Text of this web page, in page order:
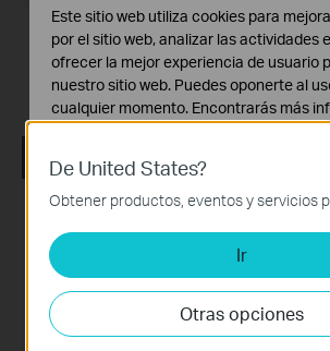
New features and enhancements:
1. Added support for the multi-language
VMS PC Client.
2. Added support for unlimited devices
VIGI VMS_1.5.56_64bits
Fecha de Publicación:2024-08-08
Idioma:
Tamaño de Archivo:559.83 MB
Sistema Operativo: Windows 7/10/11/
De United States?
Obtener productos, eventos y servicios
Ir
Otras opciones
Este sitio web utiliza cookies para
por el sitio web, analizar las actividades
ofrecer la mejor experiencia de usuario
nuestro sitio web. Puedes oponerte al
cualquier momento. Encontrarás más
Cookies Básicas
Estas cookies son necesarias para el
del sitio web y no pueden desactivarse
Cookies de Análisis y de Marketing
Las cookies de análisis nos permiten
actividades en nuestro sitio web con el
adaptar la funcionalidad del mismo.